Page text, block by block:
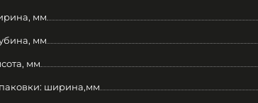
мм
мм
мм
ширина,мм